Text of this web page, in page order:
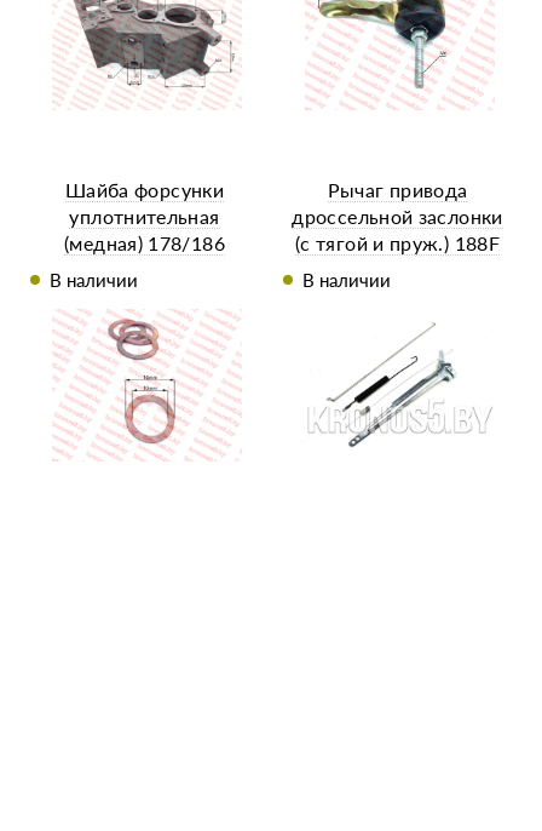
Шайба форсунки
уплотнительная
(медная) 178/186
В наличии
Рычаг привода
дроссельной заслонки
(с тягой и пруж.) 188F
В наличии